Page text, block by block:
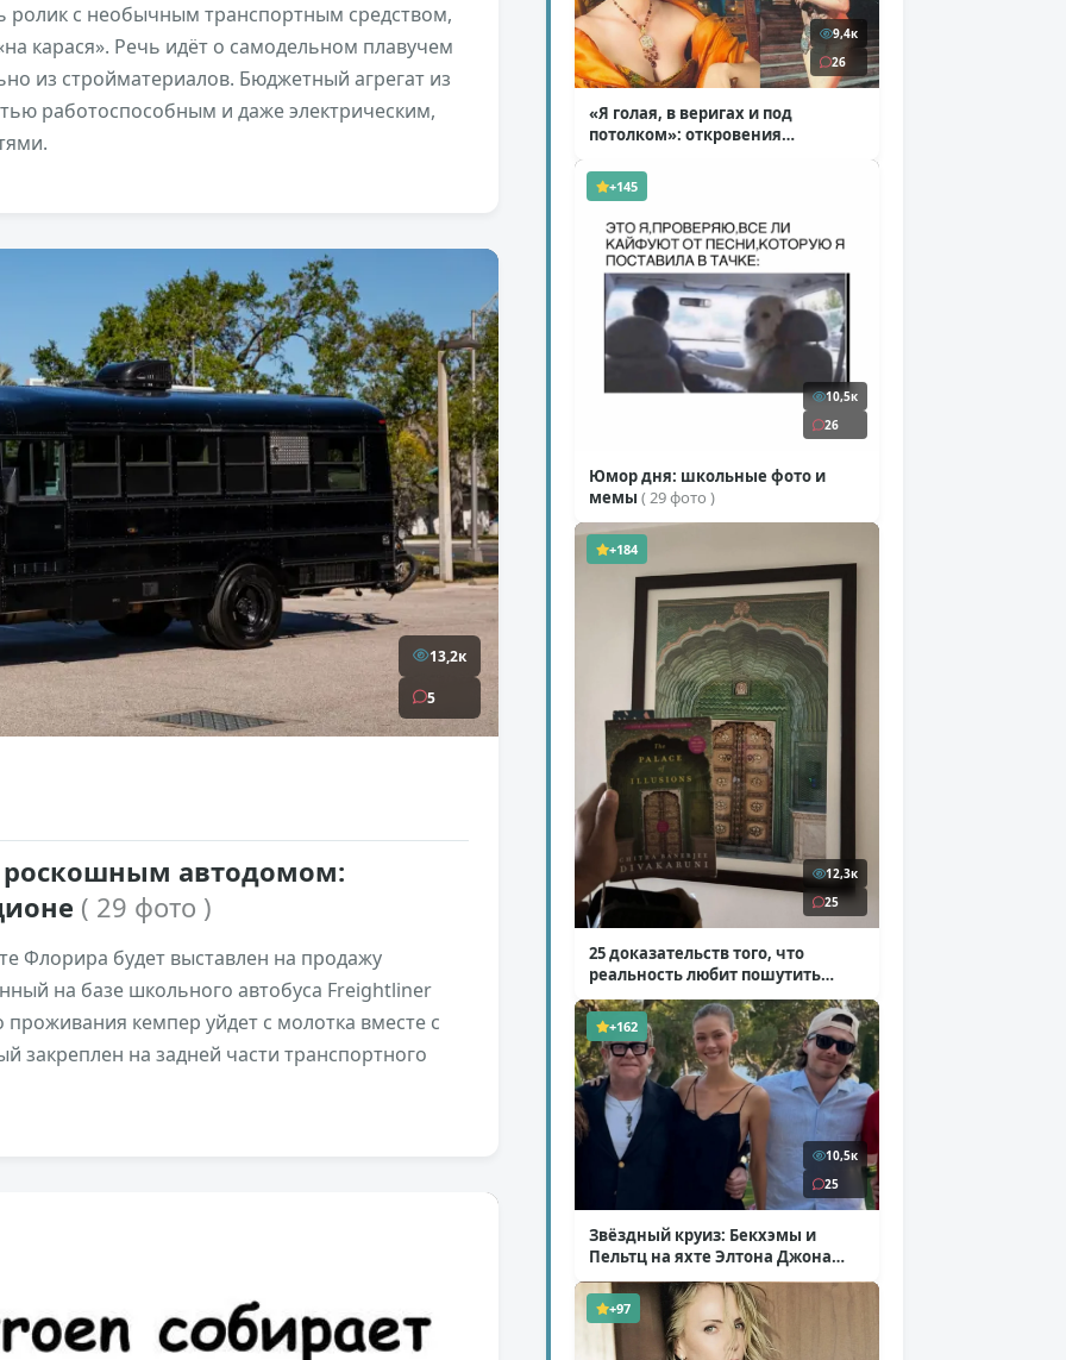
ролик с необычным транспортным средством,
карася». Речь идёт о самодельном плавучем
из стройматериалов. Бюджетный агрегат из
работоспособным и даже электрическим,
13,2к
5
роскошным автодомом:
( 29 фото )
Флорира будет выставлен на продажу
на базе школьного автобуса Freightliner
проживания кемпер уйдет с молотка вместе с
закреплен на задней части транспортного
9,4к
26
«Я голая, в веригах и под
потолком»: откровения
( 11 фото )
+145
10,5к
26
Юмор дня: школьные фото и
мемы ( 29 фото )
+184
12,3к
25
25 доказательств того, что
реальность любит пошутить
( 25 фото )
+162
10,5к
25
Звёздный круиз: Бекхэмы и
Пельтц на яхте Элтона Джона
( 12 фото )
+97